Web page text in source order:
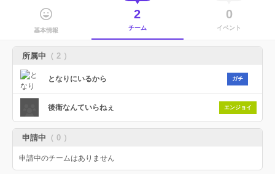
基本情報
2
チーム
0
イベント
所属中 （ 2 ）
となりにいるから ガチ
後衛なんていらねぇ エンジョイ
申請中 （ 0 ）
申請中のチームはありません